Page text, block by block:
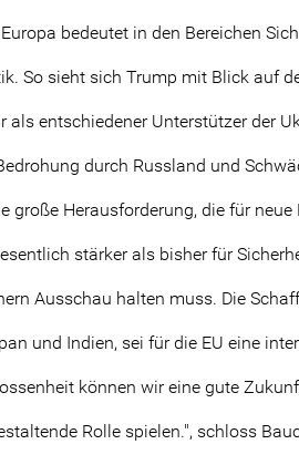
bedeutet in den Bereichen
So sieht sich Trump mit Blick auf
entschiedener Unterstützer der
durch Russland und
große Herausforderung, die für
stärker als bisher für
Ausschau halten muss. Die
und Indien, sei für die EU eine
können wir eine gute
Rolle spielen.", schloss